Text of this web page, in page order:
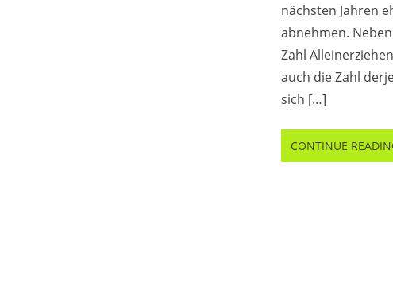
nächsten Jahren
abnehmen.
Zahl
auch die Zahl
sich […]
CONTINUE